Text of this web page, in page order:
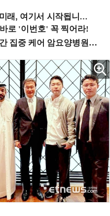
시작됩니다! (9/2 강남역)